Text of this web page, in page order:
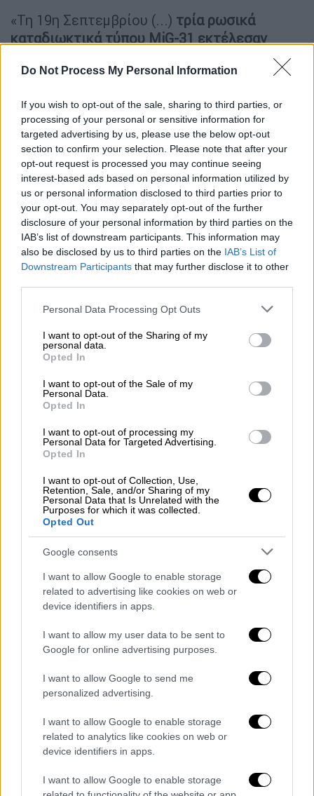
Do Not Process My Personal Information
If you wish to opt-out of the sale, sharing to third parties, or
processing of your personal or sensitive information for
targeted advertising by us, please use the below opt-out
section to confirm your selection. Please note that after your
opt-out request is processed you may continue seeing
interest-based ads based on personal information utilized by
us or personal information disclosed to third parties prior to
your opt-out. You may separately opt-out of the further
disclosure of your personal information by third parties on the
IAB’s list of downstream participants. This information may
also be disclosed by us to third parties on the IAB’s List of
Downstream Participants that may further disclose it to other
Please note that this website/app uses one or more Google
not limited to your visit or usage behaviour. You may click to
grant or deny consent to Google and its third-party tags to
use your data for below specified purposes in below Google
consent section.
Personal Data Processing Opt Outs
I want to opt-out of the Sharing of my
personal data.
Opted In
I want to opt-out of the Sale of my
Personal Data.
Opted In
I want to opt-out of processing my
Personal Data for Targeted Advertising.
Opted In
I want to opt-out of Collection, Use,
Retention, Sale, and/or Sharing of my
Personal Data that Is Unrelated with the
Purposes for which it was collected.
Opted Out
Google consents
I want to allow Google to enable storage
related to advertising like cookies on web or
device identifiers in apps.
I want to allow my user data to be sent to
Google for online advertising purposes.
I want to allow Google to send me
personalized advertising.
I want to allow Google to enable storage
related to analytics like cookies on web or
device identifiers in apps.
I want to allow Google to enable storage
«Τη 19η Σεπτεμβρίου (...) τρία ρωσικά
καταδιωκτικά τύπου MiG-31 εκτέλεσαν
από την Καρέλια προς
αεροδρόμιο στην περιφέρεια
Λιθουανία και την Πολωνία, ανέφερε το
ρωσικό υπουργείο Άμυνας μέσω Telegram.
ΔΙΑΒΑΣΤΕ ΕΠΙΣΗΣ
Κόσμος|20.09.2025 07:29
Συναγερμός στην Πολωνία:
Απογειώνει μαχητικά αεροσκάφη
μετά από μπαράζ επιθέσεων της
Ρωσίας στη δυτική Ουκρανία
«Η πτήση εκτυλίχτηκε μεαυστηρή
συμμόρφωση στους διεθνείς κανόνες
χρήση του εναέριου χώρου, χωρίς να
παραβιαστούν τα σύνορα άλλον κρατών, κάτι
που επιβεβαιώθηκε από τα μέσα ελέγχου»
του εναέριου χώρου», συνέχισε.
«Κατά τη διάρκεια της πτήσης,
αεροσκάφη δεν παρέκκλιναναπό το
καθορισμένο σχέδιο πτήσης και δεν
παραβίασαν τον εσθονικό εναέριο χώρο»,
διαβεβαίωσε.
Κατά την ίδια πηγή, τα αεροσκάφη πέταξαν
πάνω από «ουδέτερα (σ.σ. διεθνή) ύδατα στη
Βαλτική θάλασσα και σε απόσταση τριών και
Βάιντλο», στον Κόλπο της Φινλανδίας.
Παρασκευή γιαπαραβίαση «θράσους άνευ
και πρόσθεσε πως ζήτησε από το NATO, του
οποίου είναι κράτος μέλος, να
ενεργοποιήσει το Άρθρο 4 του Συμφώνου
του Βόρειου Ατλαντικού, του ιδρυτικού